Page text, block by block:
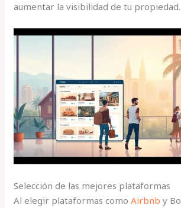
aumentar la visibilidad de tu propiedad.
Selección de las mejores plataformas
Al elegir plataformas comoAirbnb y